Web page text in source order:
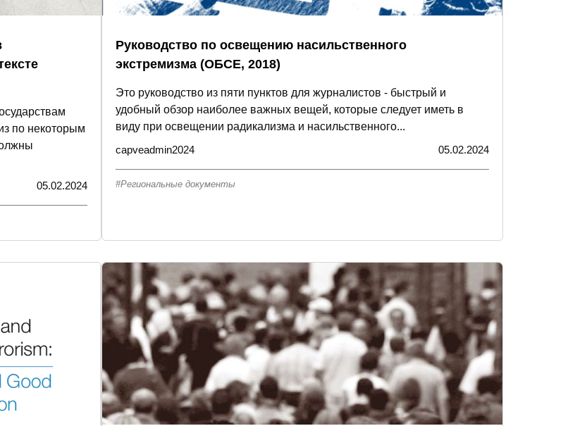
по некоторым
05.02.2024
Руководство по освещению насильственного
экстремизма (ОБСЕ, 2018)
Это руководство из пяти пунктов для журналистов - быстрый и
удобный обзор наиболее важных вещей, которые следует иметь в
виду при освещении радикализма и насильственного...
capveadmin2024
05.02.2024
Региональные документы